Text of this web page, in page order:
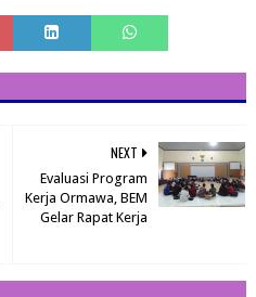
NEXT
Evaluasi Program
Kerja Ormawa, BEM
Gelar Rapat Kerja